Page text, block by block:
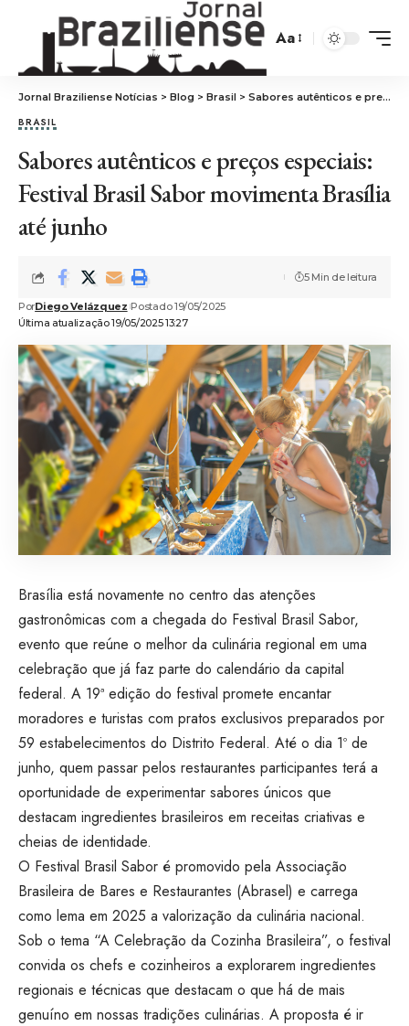
Aa
Jornal Braziliense Notícias > Blog > Brasil > Sabores autênticos e preços especiais: Festival Brasil Sabor movimenta Brasília até junho
BRASIL
Sabores autênticos e preços especiais:
Festival Brasil Sabor movimenta Brasília
até junho
Última atualização 19/05/2025 13:27
PorDiego Velázquez Postado 19/05/2025
5 Min de leitura
Brasília está novamente no centro das atenções
gastronômicas com a chegada do Festival Brasil Sabor,
evento que reúne o melhor da culinária regional em uma
celebração que já faz parte do calendário da capital
federal. A 19ª edição do festival promete encantar
moradores e turistas com pratos exclusivos preparados por
59 estabelecimentos do Distrito Federal. Até o dia 1º de
junho, quem passar pelos restaurantes participantes terá a
oportunidade de experimentar sabores únicos que
destacam ingredientes brasileiros em receitas criativas e
cheias de identidade.
O Festival Brasil Sabor é promovido pela Associação
Brasileira de Bares e Restaurantes (Abrasel) e carrega
como lema em 2025 a valorização da culinária nacional.
Sob o tema “A Celebração da Cozinha Brasileira”, o festival
convida os chefs e cozinheiros a explorarem ingredientes
regionais e técnicas que destacam o que há de mais
genuíno em nossas tradições culinárias. A proposta é ir